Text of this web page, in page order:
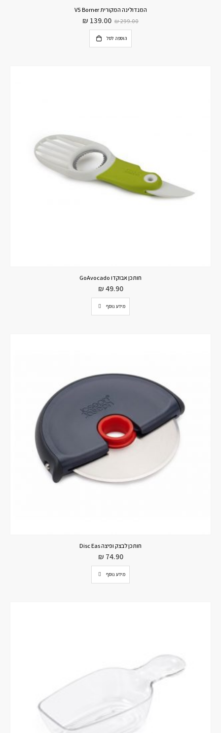
המנדולינה המקורית V5 Borner
₪299.00
₪ 139.00
הוספה לסל
חותכן אבוקדו GoAvocado
₪ 49.90
מידע נוסף
חותכן לבצק ופיצה Disc Eas
₪ 74.90
מידע נוסף